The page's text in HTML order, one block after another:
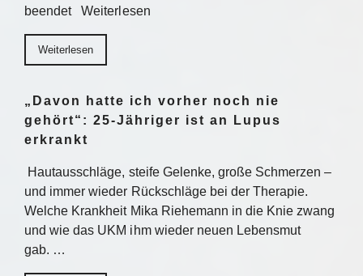
beendet Weiterlesen
Weiterlesen
„Davon hatte ich vorher noch nie
gehört“: 25-Jähriger ist an Lupus
erkrankt
Hautausschläge, steife Gelenke, große Schmerzen –
und immer wieder Rückschläge bei der Therapie.
Welche Krankheit Mika Riehemann in die Knie zwang
und wie das UKM ihm wieder neuen Lebensmut
gab. …